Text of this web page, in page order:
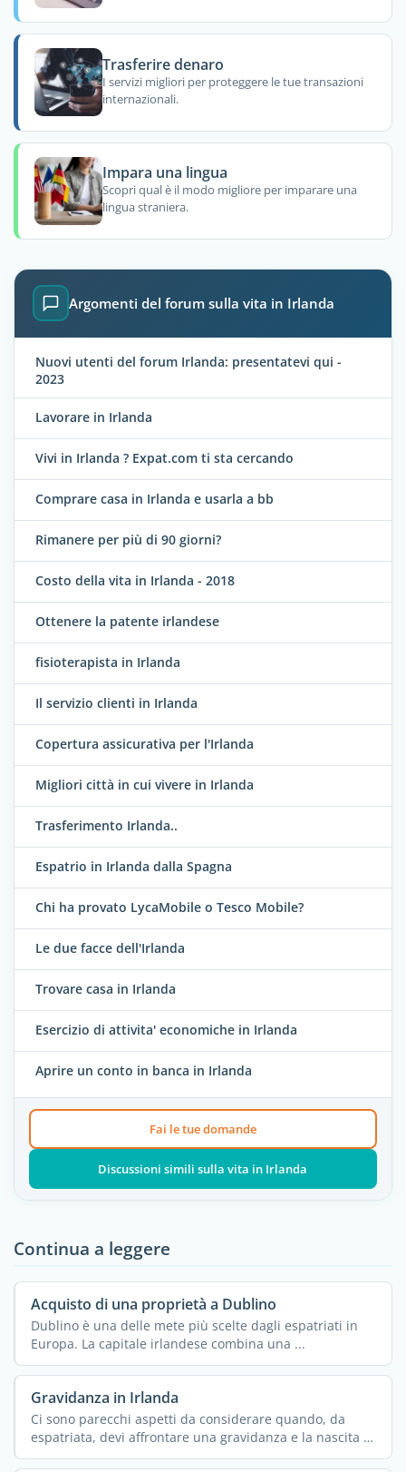
Trasferire denaro
I servizi migliori per proteggere le tue transazioni
internazionali.
Impara una lingua
Scopri qual è il modo migliore per imparare una
lingua straniera.
Argomenti del forum sulla vita in Irlanda
Nuovi utenti del forum Irlanda: presentatevi qui -
2023
Lavorare in Irlanda
Vivi in Irlanda ? Expat.com ti sta cercando
Comprare casa in Irlanda e usarla a bb
Rimanere per più di 90 giorni?
Costo della vita in Irlanda - 2018
Ottenere la patente irlandese
fisioterapista in Irlanda
Il servizio clienti in Irlanda
Copertura assicurativa per l'Irlanda
Migliori città in cui vivere in Irlanda
Trasferimento Irlanda..
Espatrio in Irlanda dalla Spagna
Chi ha provato LycaMobile o Tesco Mobile?
Le due facce dell'Irlanda
Trovare casa in Irlanda
Esercizio di attivita' economiche in Irlanda
Aprire un conto in banca in Irlanda
Fai le tue domande
Discussioni simili sulla vita in Irlanda
Continua a leggere
Acquisto di una proprietà a Dublino
Dublino è una delle mete più scelte dagli espatriati in
Europa. La capitale irlandese combina una ...
Gravidanza in Irlanda
Ci sono parecchi aspetti da considerare quando, da
espatriata, devi affrontare una gravidanza e la nascita di
un ...